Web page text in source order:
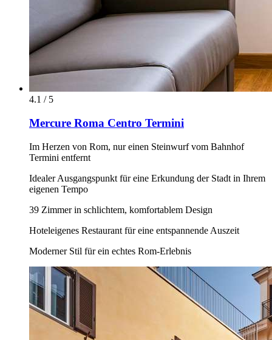
4.1 / 5
Mercure Roma Centro Termini
Im Herzen von Rom, nur einen Steinwurf vom Bahnhof
Termini entfernt
Idealer Ausgangspunkt für eine Erkundung der Stadt in Ihrem
eigenen Tempo
39 Zimmer in schlichtem, komfortablem Design
Hoteleigenes Restaurant für eine entspannende Auszeit
Moderner Stil für ein echtes Rom-Erlebnis